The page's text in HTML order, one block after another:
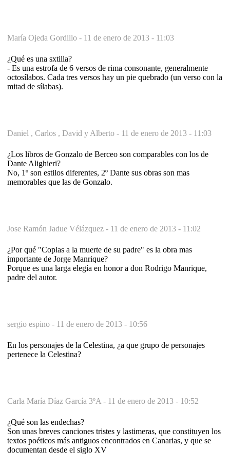
María Ojeda Gordillo - 11 de enero de 2013 - 11:03
¿Qué es una sxtilla?
- Es una estrofa de 6 versos de rima consonante, generalmente
octosílabos. Cada tres versos hay un pie quebrado (un verso con la
mitad de sílabas).
Daniel , Carlos , David y Alberto - 11 de enero de 2013 - 11:03
¿Los libros de Gonzalo de Berceo son comparables con los de
Dante Alighieri?
No, 1º son estilos diferentes, 2º Dante sus obras son mas
memorables que las de Gonzalo.
Jose Ramón Jadue Vélázquez - 11 de enero de 2013 - 11:02
¿Por qué "Coplas a la muerte de su padre" es la obra mas
importante de Jorge Manrique?
Porque es una larga elegía en honor a don Rodrigo Manrique,
padre del autor.
sergio espino - 11 de enero de 2013 - 10:56
En los personajes de la Celestina, ¿a que grupo de personajes
pertenece la Celestina?
Carla María Díaz García 3ºA - 11 de enero de 2013 - 10:52
¿Qué son las endechas?
Son unas breves canciones tristes y lastimeras, que constituyen los
textos poéticos más antiguos encontrados en Canarias, y que se
documentan desde el siglo XV